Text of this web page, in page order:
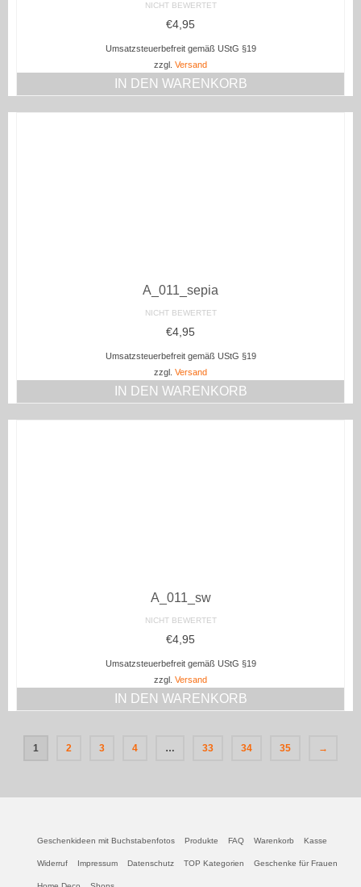
NICHT BEWERTET
€4,95
Umsatzsteuerbefreit gemäß UStG §19
zzgl. Versand
IN DEN WARENKORB
A_011_sepia
NICHT BEWERTET
€4,95
Umsatzsteuerbefreit gemäß UStG §19
zzgl. Versand
IN DEN WARENKORB
A_011_sw
NICHT BEWERTET
€4,95
Umsatzsteuerbefreit gemäß UStG §19
zzgl. Versand
IN DEN WARENKORB
1 2 3 4 … 33 34 35 →
Geschenkideen mit Buchstabenfotos Produkte FAQ Warenkorb Kasse
Widerruf Impressum Datenschutz TOP Kategorien Geschenke für Frauen